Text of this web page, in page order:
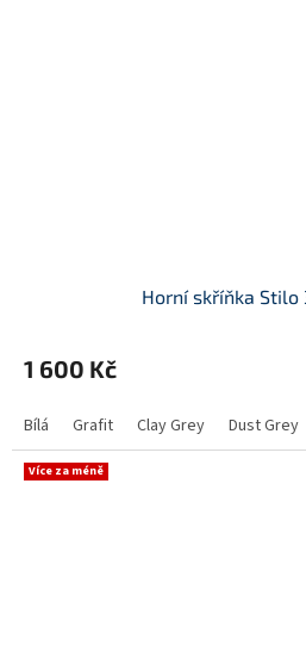
Horní skříňka Stilo
1 600 Kč
Bílá Grafit Clay Grey Dust Grey
Více za méně